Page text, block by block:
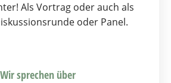
Als Vortrag oder auch als
oder Panel.
Wir sprechen über